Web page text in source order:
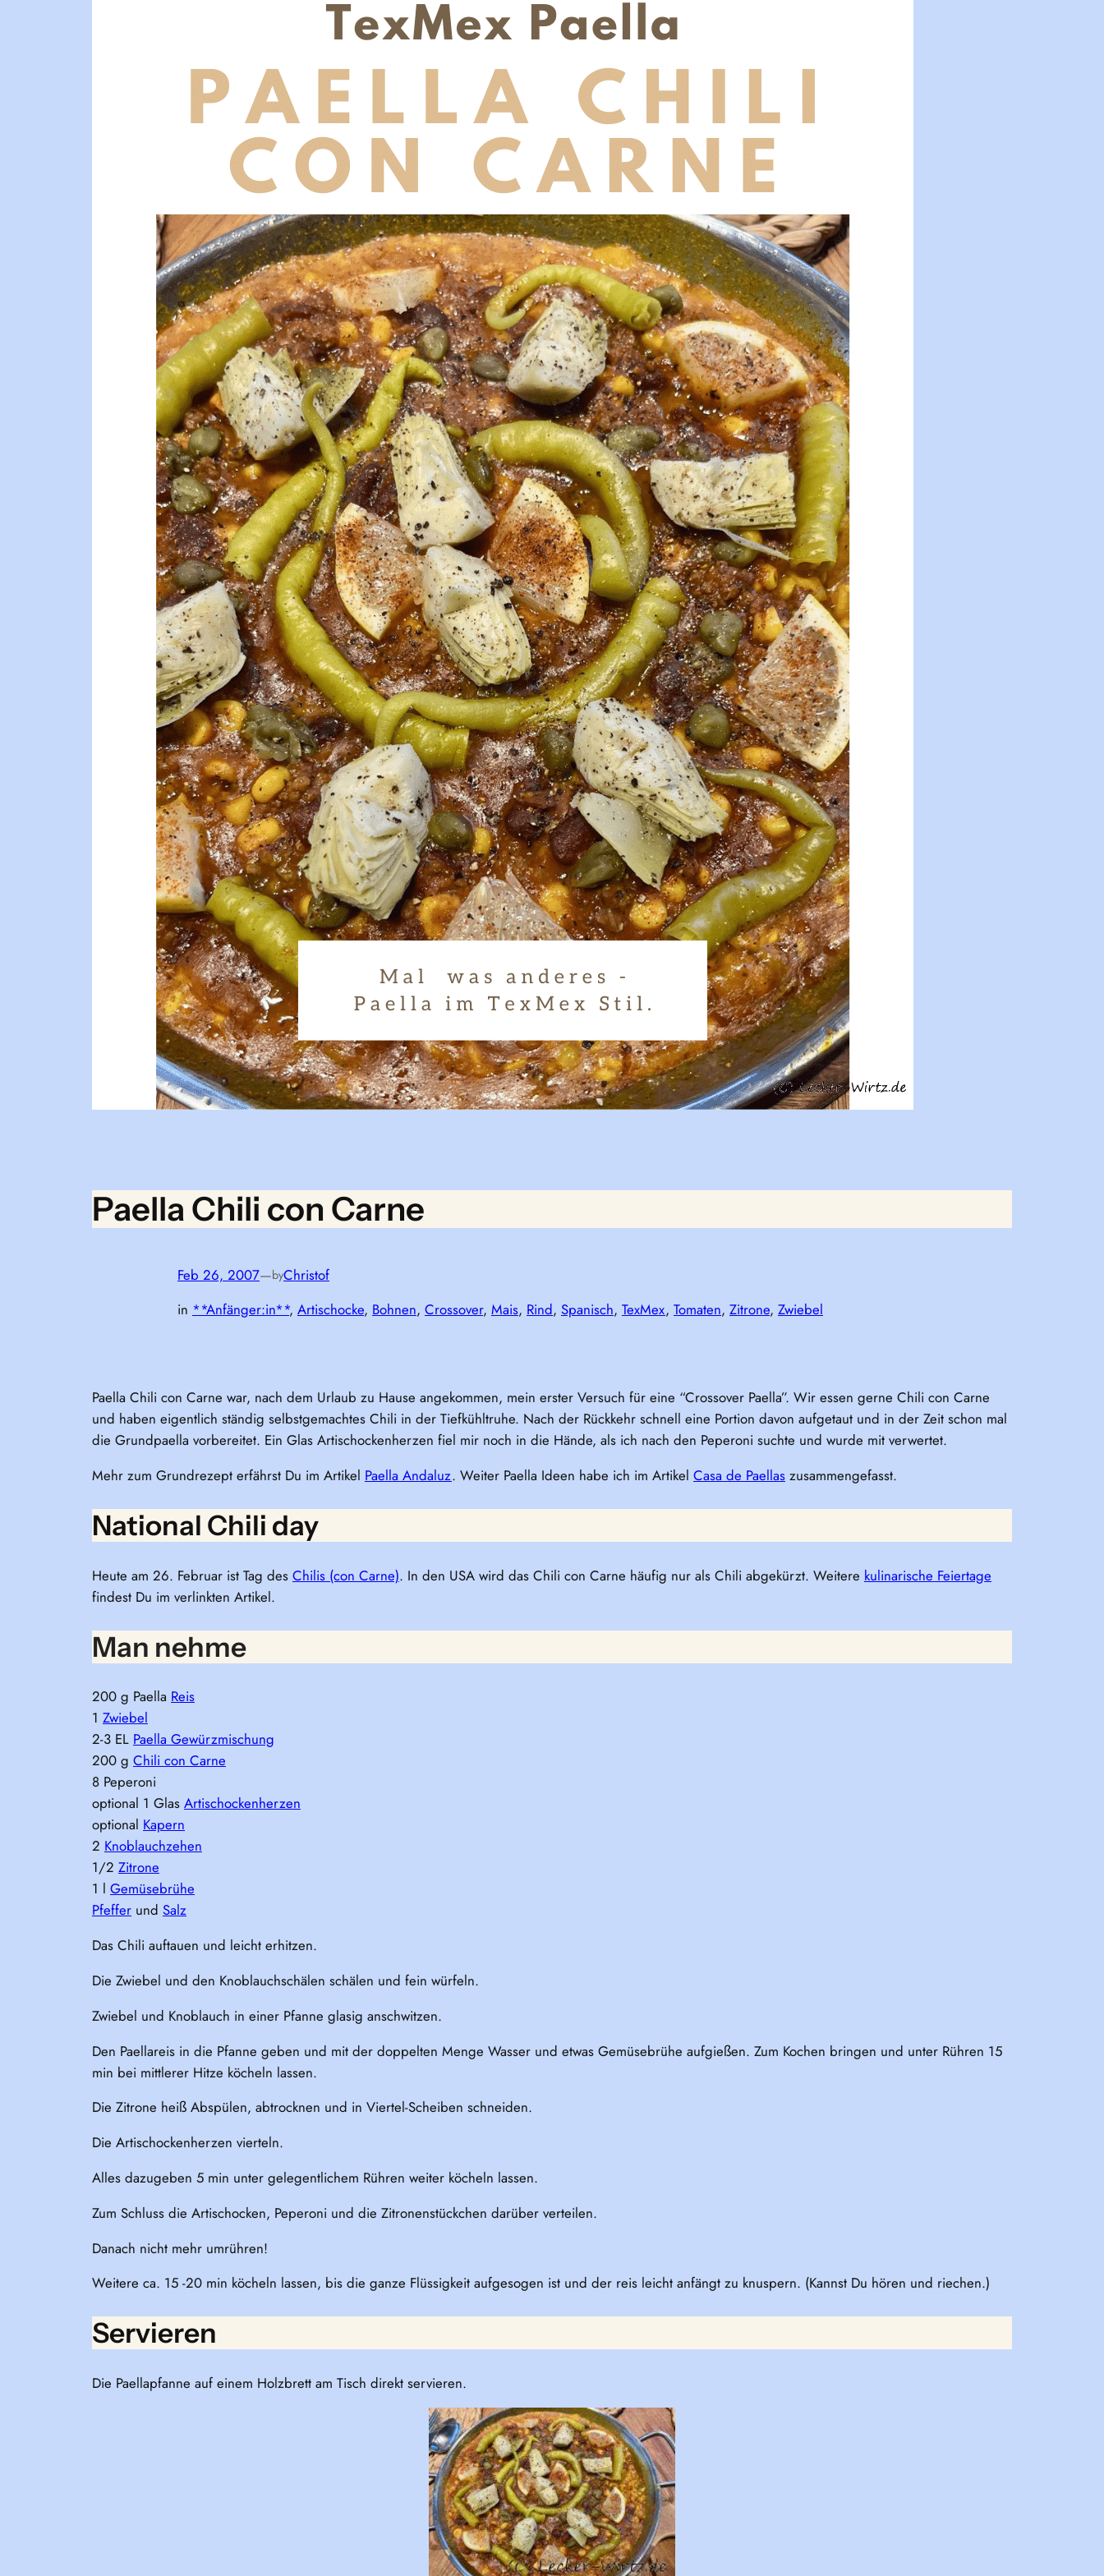
Paella Chili con Carne
Feb 26, 2007—byChristof
in **Anfänger:in**, Artischocke, Bohnen, Crossover, Mais, Rind, Spanisch, TexMex, Tomaten, Zitrone, Zwiebel
Paella Chili con Carne war, nach dem Urlaub zu Hause angekommen, mein erster Versuch für eine “Crossover Paella”. Wir essen gerne Chili con Carne
und haben eigentlich ständig selbstgemachtes Chili in der Tiefkühltruhe. Nach der Rückkehr schnell eine Portion davon aufgetaut und in der Zeit schon mal
die Grundpaella vorbereitet. Ein Glas Artischockenherzen fiel mir noch in die Hände, als ich nach den Peperoni suchte und wurde mit verwertet.
Mehr zum Grundrezept erfährst Du im Artikel Paella Andaluz. Weiter Paella Ideen habe ich im Artikel Casa de Paellas zusammengefasst.
National Chili day
Heute am 26. Februar ist Tag des Chilis (con Carne). In den USA wird das Chili con Carne häufig nur als Chili abgekürzt. Weitere kulinarische Feiertage
findest Du im verlinkten Artikel.
Man nehme
200 g Paella Reis
1 Zwiebel
2-3 EL Paella Gewürzmischung
200 g Chili con Carne
8 Peperoni
optional 1 Glas Artischockenherzen
optional Kapern
2 Knoblauchzehen
1/2 Zitrone
1 l Gemüsebrühe
Pfeffer und Salz
Das Chili auftauen und leicht erhitzen.
Die Zwiebel und den Knoblauchschälen schälen und fein würfeln.
Zwiebel und Knoblauch in einer Pfanne glasig anschwitzen.
Den Paellareis in die Pfanne geben und mit der doppelten Menge Wasser und etwas Gemüsebrühe aufgießen. Zum Kochen bringen und unter Rühren 15
min bei mittlerer Hitze köcheln lassen.
Die Zitrone heiß Abspülen, abtrocknen und in Viertel-Scheiben schneiden.
Die Artischockenherzen vierteln.
Alles dazugeben 5 min unter gelegentlichem Rühren weiter köcheln lassen.
Zum Schluss die Artischocken, Peperoni und die Zitronenstückchen darüber verteilen.
Danach nicht mehr umrühren!
Weitere ca. 15 -20 min köcheln lassen, bis die ganze Flüssigkeit aufgesogen ist und der reis leicht anfängt zu knuspern. (Kannst Du hören und riechen.)
Servieren
Die Paellapfanne auf einem Holzbrett am Tisch direkt servieren.